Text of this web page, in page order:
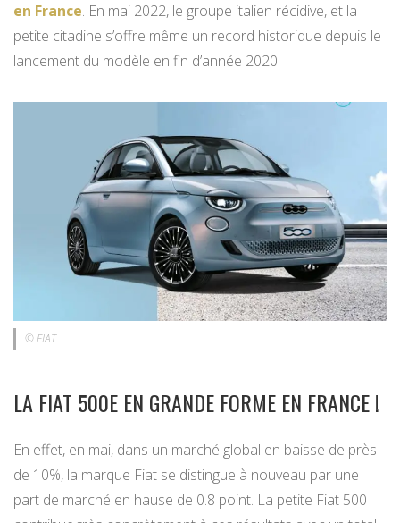
en France. En mai 2022, le groupe italien récidive, et la
petite citadine s’offre même un record historique depuis le
lancement du modèle en fin d’année 2020.
© FIAT
LA FIAT 500E EN GRANDE FORME EN FRANCE !
En effet, en mai, dans un marché global en baisse de près
de 10%, la marque Fiat se distingue à nouveau par une
part de marché en hause de 0.8 point. La petite Fiat 500